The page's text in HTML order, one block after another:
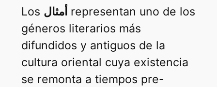
Los أمثال representan uno de los
géneros literarios más
difundidos y antiguos de la
cultura oriental cuya existencia
se remonta a tiempos pre-